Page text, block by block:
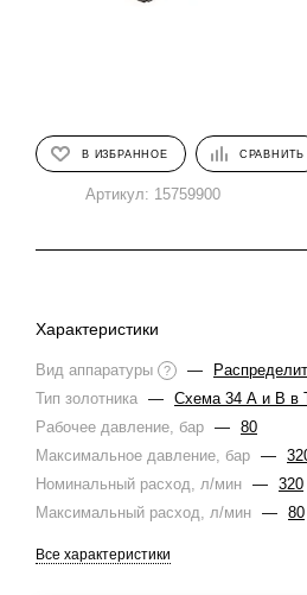
В ИЗБРАННОЕ СРАВНИТЬ
Артикул: 15759900
Характеристики
Вид аппаратуры ? —
Тип золотника — Схема 34 А и В в
Рабочее давление, бар — 80
Максимальное давление, бар —
Номинальный расход, л/мин — 320
Максимальный расход, л/мин — 80
Все характеристики